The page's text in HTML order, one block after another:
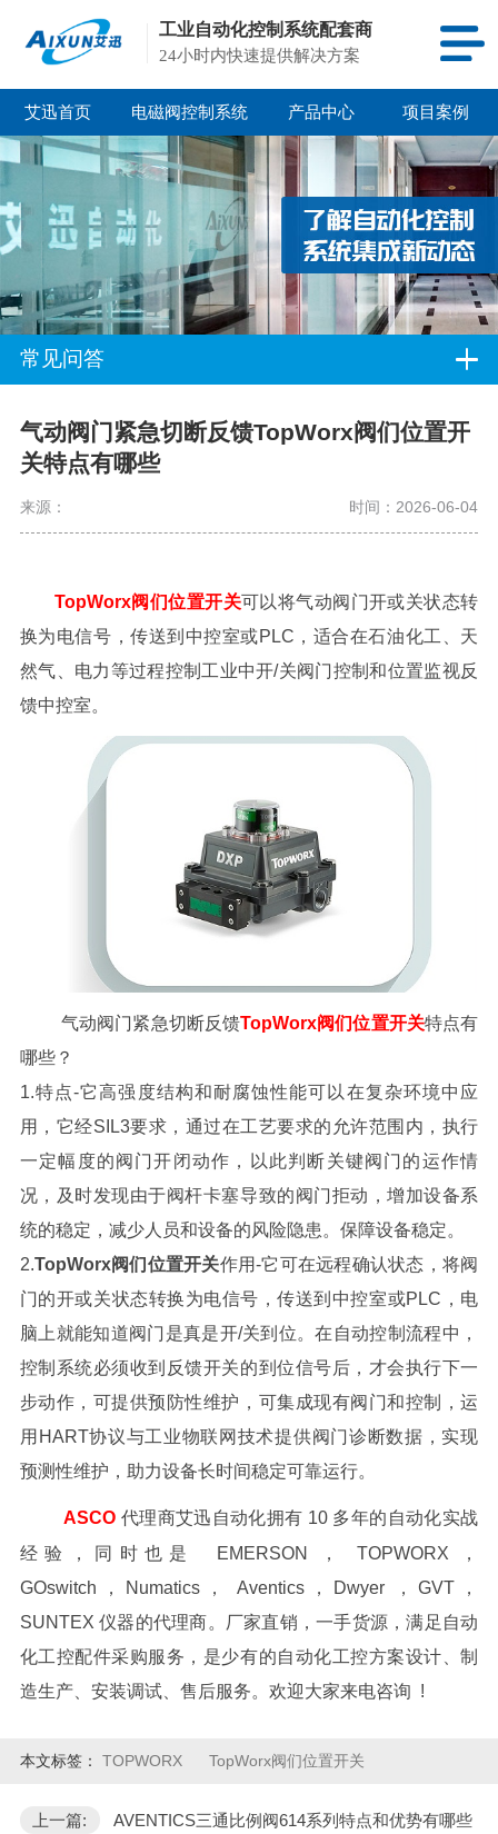
工业自动化控制系统配套商
24小时内快速提供解决方案
艾迅首页 电磁阀控制系统 产品中心 项目案例
常见问答
气动阀门紧急切断反馈TopWorx阀们位置开
关特点有哪些
来源： 时间：2026-06-04
TopWorx阀们位置开关可以将气动阀门开或关状态转
换为电信号，传送到中控室或PLC，适合在石油化工、天
然气、电力等过程控制工业中开/关阀门控制和位置监视反
馈中控室。
气动阀门紧急切断反馈TopWorx阀们位置开关特点有
哪些？
1.特点-它高强度结构和耐腐蚀性能可以在复杂环境中应
用，它经SIL3要求，通过在工艺要求的允许范围内，执行
一定幅度的阀门开闭动作，以此判断关键阀门的运作情
况，及时发现由于阀杆卡塞导致的阀门拒动，增加设备系
统的稳定，减少人员和设备的风险隐患。保障设备稳定。
2.TopWorx阀们位置开关作用-它可在远程确认状态，将阀
门的开或关状态转换为电信号，传送到中控室或PLC，电
脑上就能知道阀门是真是开/关到位。在自动控制流程中，
控制系统必须收到反馈开关的到位信号后，才会执行下一
步动作，可提供预防性维护，可集成现有阀门和控制，运
用HART协议与工业物联网技术提供阀门诊断数据，实现
预测性维护，助力设备长时间稳定可靠运行。
ASCO 代理商艾迅自动化拥有 10 多年的自动化实战
经验，同时也是 EMERSON ， TOPWORX ，
GOswitch，Numatics， Aventics，Dwyer ，GVT，
SUNTEX 仪器的代理商。厂家直销，一手货源，满足自动
化工控配件采购服务，是少有的自动化工控方案设计、制
造生产、安装调试、售后服务。欢迎大家来电咨询 !
本文标签： TOPWORX TopWorx阀们位置开关
上一篇: AVENTICS三通比例阀614系列特点和优势有哪些